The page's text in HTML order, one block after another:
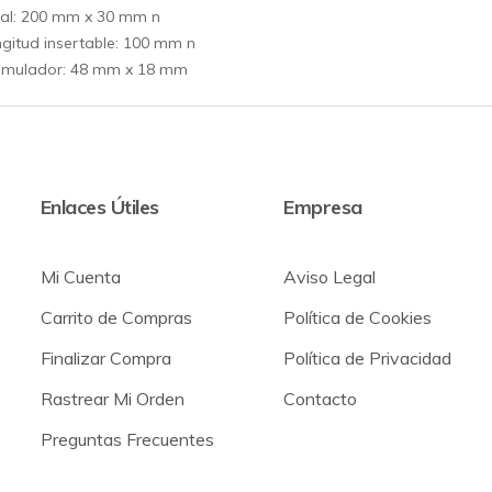
200 mm x 30 mm n
insertable: 100 mm n
48 mm x 18 mm
Enlaces Útiles
Mi Cuenta
Carrito de Compras
Finalizar Compra
Rastrear Mi Orden
Preguntas Frecuentes
Empresa
Aviso Legal
Política de Cookies
Política de Privacidad
Contacto